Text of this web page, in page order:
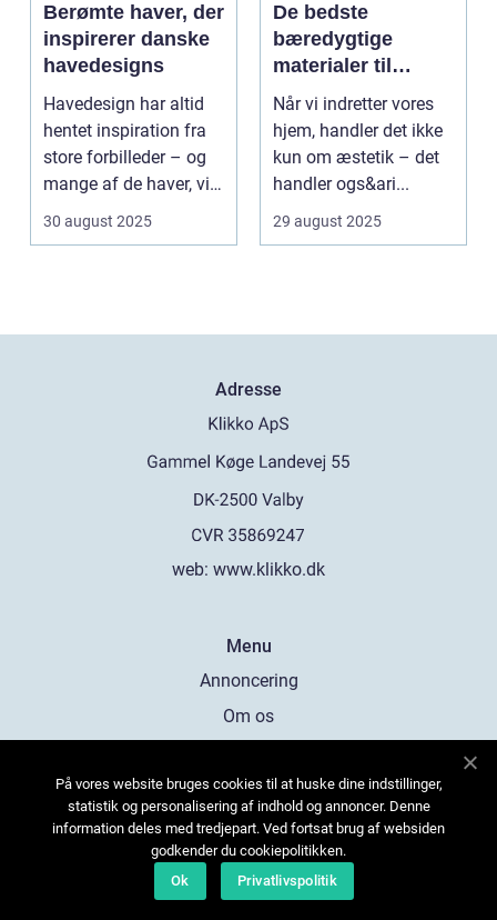
Berømte haver, der
inspirerer danske
havedesigns
Havedesign har altid
hentet inspiration fra
store forbilleder – og
mange af de haver, vi
kende...
30 august 2025
De bedste
bæredygtige
materialer til
boligindretning
Når vi indretter vores
hjem, handler det ikke
kun om æstetik – det
handler ogs&ari...
29 august 2025
Adresse
web: www.klikko.dk
Menu
Annoncering
Om os
Kontakt os
Sitemap
På vores website bruges cookies til at huske dine indstillinger,
statistik og personalisering af indhold og annoncer. Denne
information deles med tredjepart. Ved fortsat brug af websiden
godkender du cookiepolitikken.
Ok
Privatlivspolitik